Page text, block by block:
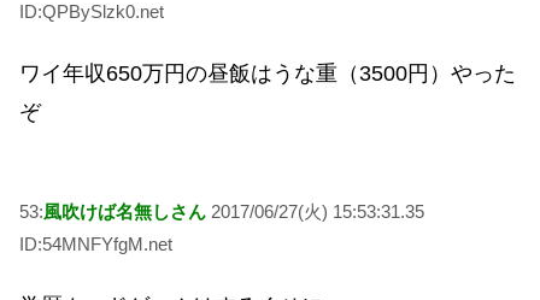
ID:QPBySlzk0.net
ワイ年収650万円の昼飯はうな重（3500円）やった
ぞ
53:風吹けば名無しさん 2017/06/27(火) 15:53:31.35
ID:54MNFYfgM.net